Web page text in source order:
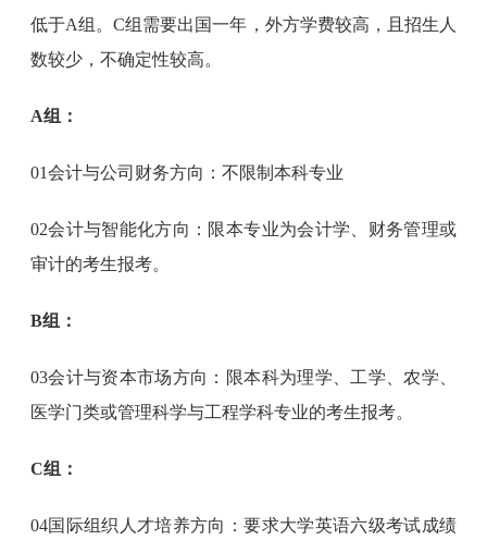
低于A组。C组需要出国一年，外方学费较高，且招生人
数较少，不确定性较高。
A组：
01会计与公司财务方向：不限制本科专业
02会计与智能化方向：限本专业为会计学、财务管理或
审计的考生报考。
B组：
03会计与资本市场方向：限本科为理学、工学、农学、
医学门类或管理科学与工程学科专业的考生报考。
C组：
04国际组织人才培养方向：要求大学英语六级考试成绩